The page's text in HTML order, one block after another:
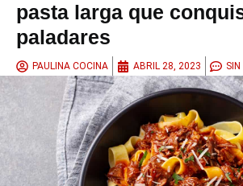
pasta larga que
paladares
PAULINA COCINA ABRIL 28, 2023